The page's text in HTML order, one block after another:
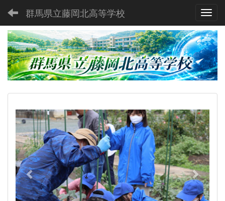
群馬県立藤岡北高等学校
p
r
e
v
i
o
u
n
e
x
t